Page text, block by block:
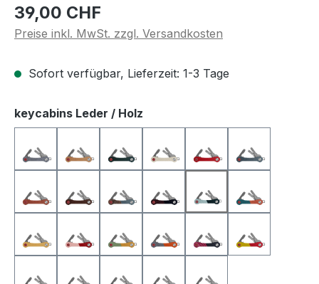
Regulärer Preis:
39,00 CHF
Preise inkl. MwSt. zzgl. Versandkosten
Sofort verfügbar, Lieferzeit: 1-3 Tage
keycabins Leder / Holz
KcLS1015KcLS1016KcLS1017KcLS1018KcLS1019KcLS1020
KcLS1021KcLS1022KcLS1023KcLS10000KcLS10001KcLS10002
KcLS10003KcLS10004KcLS10005KcLS10006KcLS10007KcLS10008